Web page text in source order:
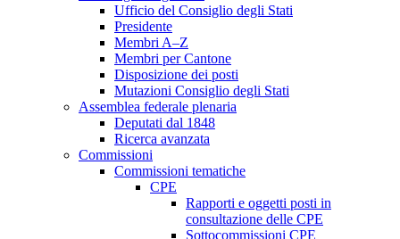
Ufficio del Consiglio degli Stati
Presidente
Membri A–Z
Membri per Cantone
Disposizione dei posti
Mutazioni Consiglio degli Stati
Assemblea federale plenaria
Deputati dal 1848
Ricerca avanzata
Commissioni
Commissioni tematiche
CPE
Rapporti e oggetti posti in
consultazione delle CPE
Sottocommissioni CPE